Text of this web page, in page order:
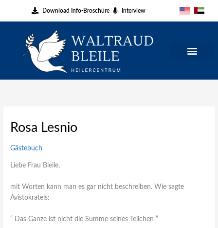
Download Info-Broschüre Interview
Rosa Lesnio
Gästebuch
Liebe Frau Bleile,
mit Worten kann man es gar nicht beschreiben. Wie sagte
Avistokratels:
“ Das Ganze ist nicht die Summe seines Teilchen “